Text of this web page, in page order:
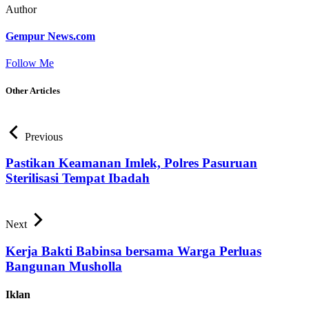
Author
Gempur News.com
Follow Me
Other Articles
Previous
Pastikan Keamanan Imlek, Polres Pasuruan
Sterilisasi Tempat Ibadah
Next
Kerja Bakti Babinsa bersama Warga Perluas
Bangunan Musholla
Iklan